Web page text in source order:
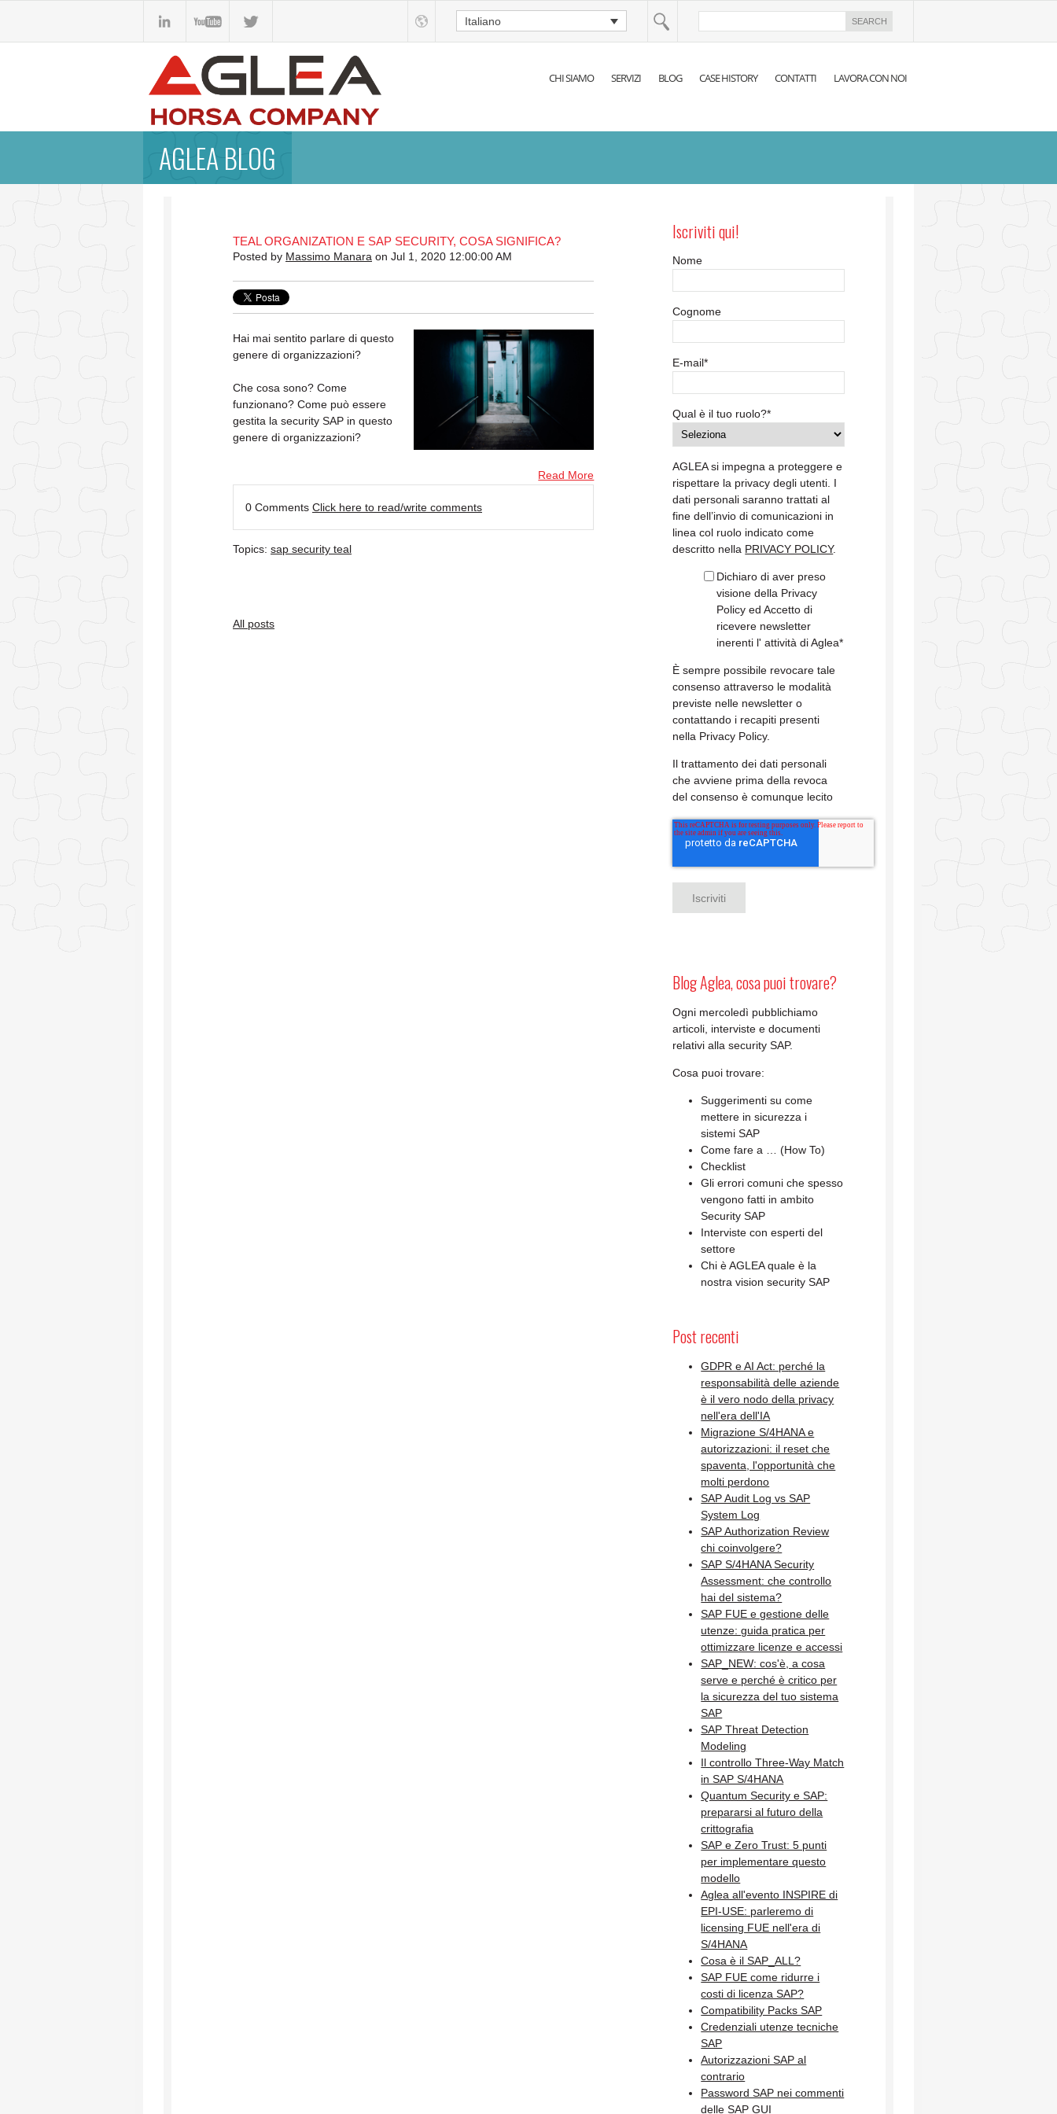
Italiano
CHI SIAMO SERVIZI BLOG CASE HISTORY CONTATTI LAVORA CON NOI
AGLEA BLOG
TEAL ORGANIZATION E SAP SECURITY, COSA SIGNIFICA?
Posted by Massimo Manara on Jul 1, 2020 12:00:00 AM
Hai mai sentito parlare di questo
genere di organizzazioni?
Che cosa sono? Come
funzionano? Come può essere
gestita la security SAP in questo
genere di organizzazioni?
Read More
0 Comments Click here to read/write comments
Topics: sap security teal
All posts
Iscriviti qui!
Nome
Cognome
E-mail*
Qual è il tuo ruolo?*
AGLEA si impegna a proteggere e
rispettare la privacy degli utenti. I
dati personali saranno trattati al
fine dell’invio di comunicazioni in
linea col ruolo indicato come
descritto nella PRIVACY POLICY.
Dichiaro di aver preso
visione della Privacy
Policy ed Accetto di
ricevere newsletter
inerenti l' attività di Aglea*
È sempre possibile revocare tale
consenso attraverso le modalità
previste nelle newsletter o
contattando i recapiti presenti
nella Privacy Policy.
Il trattamento dei dati personali
che avviene prima della revoca
del consenso è comunque lecito
Blog Aglea, cosa puoi trovare?
Ogni mercoledì pubblichiamo
articoli, interviste e documenti
relativi alla security SAP.
Cosa puoi trovare:
Suggerimenti su come
mettere in sicurezza i
sistemi SAP
Come fare a … (How To)
Checklist
Gli errori comuni che spesso
vengono fatti in ambito
Security SAP
Interviste con esperti del
settore
Chi è AGLEA quale è la
nostra vision security SAP
Post recenti
GDPR e AI Act: perché la
responsabilità delle aziende
è il vero nodo della privacy
nell'era dell'IA
Migrazione S/4HANA e
autorizzazioni: il reset che
spaventa, l'opportunità che
molti perdono
SAP Audit Log vs SAP
System Log
SAP Authorization Review
chi coinvolgere?
SAP S/4HANA Security
Assessment: che controllo
hai del sistema?
SAP FUE e gestione delle
utenze: guida pratica per
ottimizzare licenze e accessi
SAP_NEW: cos'è, a cosa
serve e perché è critico per
la sicurezza del tuo sistema
SAP
SAP Threat Detection
Modeling
Il controllo Three-Way Match
in SAP S/4HANA
Quantum Security e SAP:
prepararsi al futuro della
crittografia
SAP e Zero Trust: 5 punti
per implementare questo
modello
Aglea all'evento INSPIRE di
EPI-USE: parleremo di
licensing FUE nell'era di
S/4HANA
Cosa è il SAP_ALL?
SAP FUE come ridurre i
costi di licenza SAP?
Compatibility Packs SAP
Credenziali utenze tecniche
SAP
Autorizzazioni SAP al
contrario
Password SAP nei commenti
delle SAP GUI